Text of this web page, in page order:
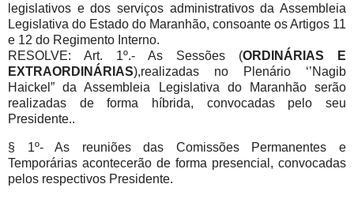
legislativos e dos serviços administrativos da Assembleia
Legislativa do Estado do Maranhão, consoante os Artigos 11
e 12 do Regimento Interno.
RESOLVE: Art. 1º.- As Sessões (ORDINÁRIAS E
EXTRAORDINÁRIAS),realizadas no Plenário ‘’Nagib
Haickel” da Assembleia Legislativa do Maranhão serão
realizadas de forma híbrida, convocadas pelo seu
Presidente..
§ 1º- As reuniões das Comissões Permanentes e
Temporárias acontecerão de forma presencial, convocadas
pelos respectivos Presidente.